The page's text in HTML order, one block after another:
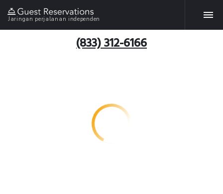
Jaringan perjalanan independen
(833) 312-6166